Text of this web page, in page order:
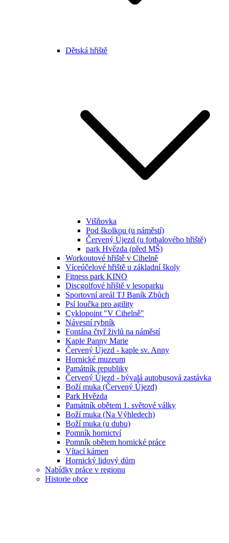
Dětská hřiště
Višňovka
Pod školkou (u náměstí)
Červený Újezd (u fotbalového hřiště)
park Hvězda (před MŠ)
Workoutové hřiště v Cihelně
Víceúčelové hřiště u základní školy
Fitness park KINO
Discgolfové hřiště v lesoparku
Sportovní areál TJ Baník Zbůch
Psí loučka pro agility
Cyklopoint "V Cihelně"
Návesní rybník
Fontána čtyř živlů na náměstí
Kaple Panny Marie
Červený Újezd - kaple sv. Anny
Hornické muzeum
Památník republiky
Červený Újezd - bývalá autobusová zastávka
Boží muka (Červený Újezd)
Park Hvězda
Památník obětem 1. světové války
Boží muka (Na Výhledech)
Boží muka (u dubu)
Pomník hornictví
Pomník obětem hornické práce
Vítací kámen
Hornický lidový dům
Nabídky práce v regionu
Historie obce